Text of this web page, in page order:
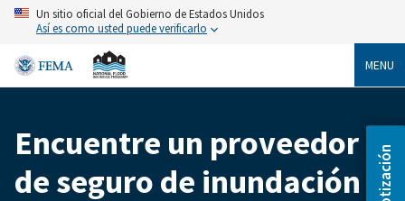
Skip
content
Un sitio oficial del Gobierno de Estados Unidos
Así es como usted puede verificarlo
MENU
Breadcrumb
Encuentre un proveedor
de seguro de inundación